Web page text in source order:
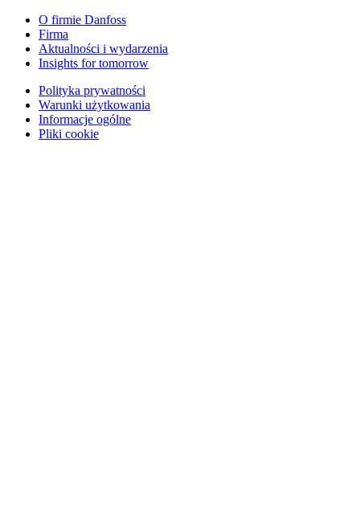
O firmie Danfoss
Firma
Aktualności i wydarzenia
Insights for tomorrow
Polityka prywatności
Warunki użytkowania
Informacje ogólne
Pliki cookie